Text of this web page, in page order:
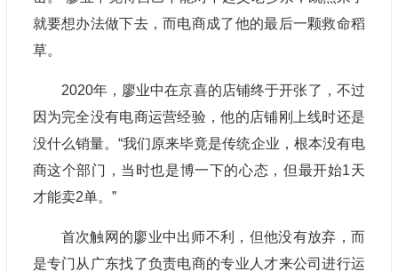
就要想办法做下去，而电商成了他的最后一颗救命稻
草。
2020年，廖业中在京喜的店铺终于开张了，不过
因为完全没有电商运营经验，他的店铺刚上线时还是
没什么销量。“我们原来毕竟是传统企业，根本没有电
商这个部门，当时也是博一下的心态，但最开始1天
才能卖2单。”
首次触网的廖业中出师不利，但他没有放弃，而
是专门从广东找了负责电商的专业人才来公司进行运